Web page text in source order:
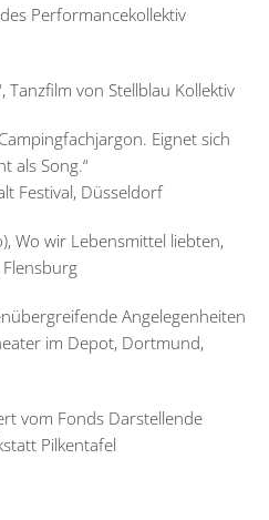
Performancekollektiv
Tanzfilm von Stellblau Kollektiv
Eignet sich
als Song.“
Festival, Düsseldorf
Wo wir Lebensmittel liebten,
Angelegenheiten
im Depot, Dortmund,
vom Fonds Darstellende
Pilkentafel